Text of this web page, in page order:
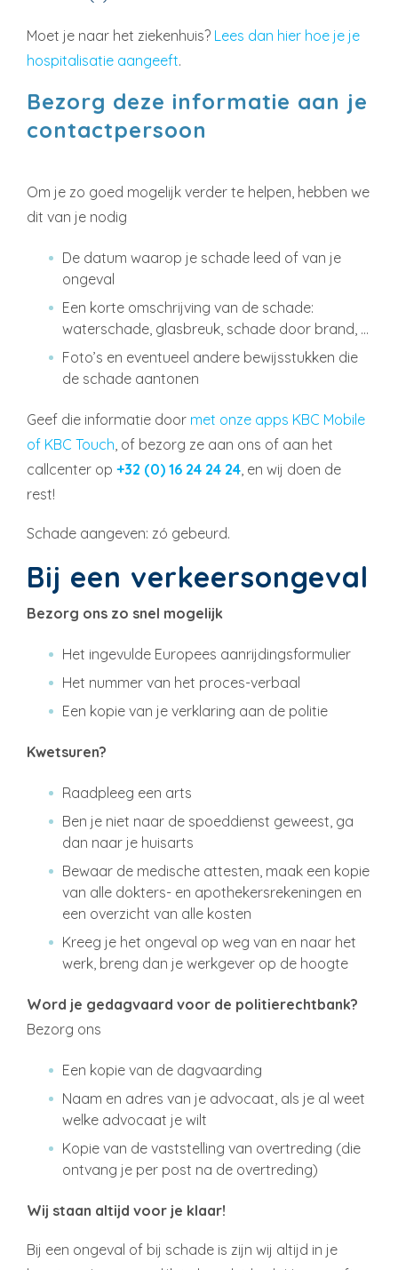
Moet je naar het ziekenhuis? Lees dan hier hoe je je
hospitalisatie aangeeft.
Bezorg deze informatie aan je
contactpersoon
Om je zo goed mogelijk verder te helpen, hebben we
dit van je nodig
De datum waarop je schade leed of van je
ongeval
Een korte omschrijving van de schade:
waterschade, glasbreuk, schade door brand, …
Foto’s en eventueel andere bewijsstukken die
de schade aantonen
Geef die informatie door met onze apps KBC Mobile
of KBC Touch, of bezorg ze aan ons of aan het
callcenter op +32 (0) 16 24 24 24, en wij doen de
rest!
Schade aangeven: zó gebeurd.
Bij een verkeersongeval
Bezorg ons zo snel mogelijk
Het ingevulde Europees aanrijdingsformulier
Het nummer van het proces-verbaal
Een kopie van je verklaring aan de politie
Kwetsuren?
Raadpleeg een arts
Ben je niet naar de spoeddienst geweest, ga
dan naar je huisarts
Bewaar de medische attesten, maak een kopie
van alle dokters- en apothekersrekeningen en
een overzicht van alle kosten
Kreeg je het ongeval op weg van en naar het
werk, breng dan je werkgever op de hoogte
Word je gedagvaard voor de politierechtbank?
Bezorg ons
Een kopie van de dagvaarding
Naam en adres van je advocaat, als je al weet
welke advocaat je wilt
Kopie van de vaststelling van overtreding (die
ontvang je per post na de overtreding)
Wij staan altijd voor je klaar!
Bij een ongeval of bij schade is zijn wij altijd in je